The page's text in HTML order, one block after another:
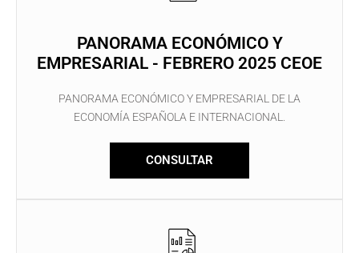
PANORAMA ECONÓMICO Y
EMPRESARIAL - FEBRERO 2025 CEOE
PANORAMA ECONÓMICO Y EMPRESARIAL DE LA
ECONOMÍA ESPAÑOLA E INTERNACIONAL.
CONSULTAR